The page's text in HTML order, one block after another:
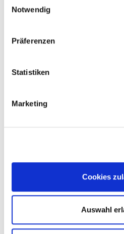
Notwendig
Präferenzen
Statistiken
Marketing
Cookies
Auswahl
Rufen Sie uns gerne unter
Oder vereinbaren Sie einen
HR Akademie München
81675 München